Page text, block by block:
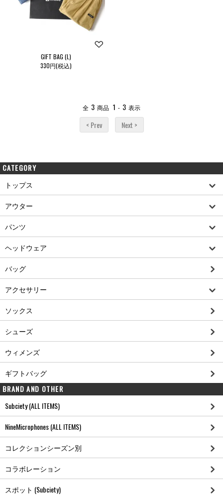
GIFT BAG (L)
330円(税込)
全 3 商品 1 - 3 表示
< Prev Next >
CATEGORY
トップス
アウター
パンツ
ヘッドウェア
バッグ
アクセサリー
ソックス
シューズ
ウィメンズ
ギフトバッグ
BRAND AND OTHER
Subciety (ALL ITEMS)
NineMicrophones (ALL ITEMS)
コレクションシーズン別
コラボレーション
スポット (Subciety)